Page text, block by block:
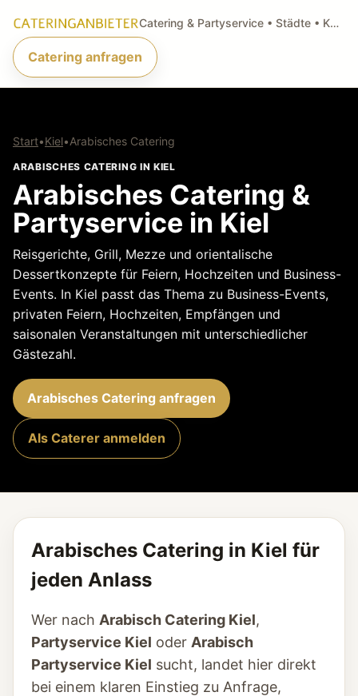
Catering & Partyservice • Städte • Küchenarten • Anfragen
Catering anfragen
Start•Kiel•Arabisches Catering
ARABISCHES CATERING IN KIEL
Arabisches Catering &
Partyservice in Kiel
Reisgerichte, Grill, Mezze und orientalische
Dessertkonzepte für Feiern, Hochzeiten und Business-
Events. In Kiel passt das Thema zu Business-Events,
privaten Feiern, Hochzeiten, Empfängen und
saisonalen Veranstaltungen mit unterschiedlicher
Gästezahl.
Arabisches Catering anfragen
Als Caterer anmelden
Arabisches Catering in Kiel für
jeden Anlass
Wer nach Arabisch Catering Kiel,
Partyservice Kiel oder Arabisch
Partyservice Kiel sucht, landet hier direkt
bei einem klaren Einstieg zu Anfrage,